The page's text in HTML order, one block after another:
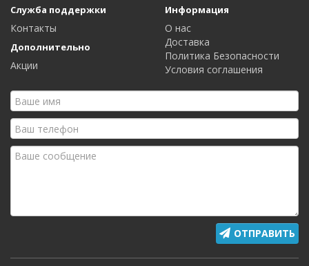
Служба поддержки
Контакты
Дополнительно
Акции
Информация
О нас
Доставка
Политика Безопасности
Условия соглашения
ОТПРАВИТЬ